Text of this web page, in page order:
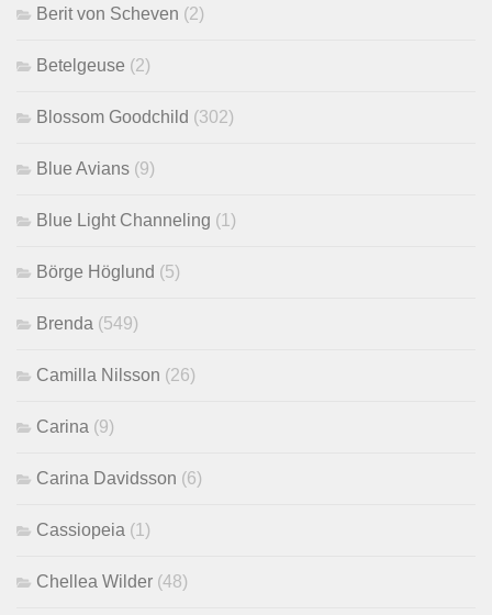
Berit von Scheven (2)
Betelgeuse (2)
Blossom Goodchild (302)
Blue Avians (9)
Blue Light Channeling (1)
Börge Höglund (5)
Brenda (549)
Camilla Nilsson (26)
Carina (9)
Carina Davidsson (6)
Cassiopeia (1)
Chellea Wilder (48)